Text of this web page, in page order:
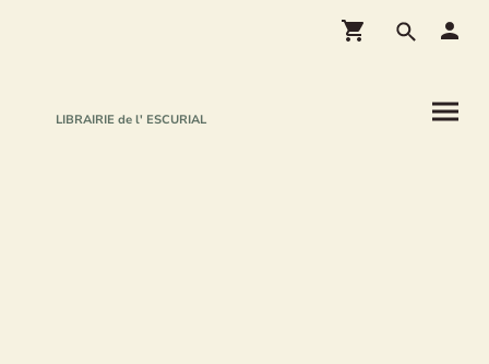
LIBRAIRIE de l' ESCURIAL